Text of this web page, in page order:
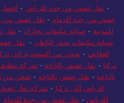
السعودية الى المغرب-شركة نقل
-نقل عفش من جدة للرياض-
عفش من جدة للدمام- نقل عفش من
للمدينة- صيانة مكيفات بجازان-
صيانة مكيفات بحفر الباطن- نقل
للطائف -شحن من السعودية الى تركيا
تركيا- نقل عفش بالباحة- شركة تنظيف
بالباحة
-نقل عفش بالباحة -شحن من
الرياض الى تركيا- شركة نقل عفش